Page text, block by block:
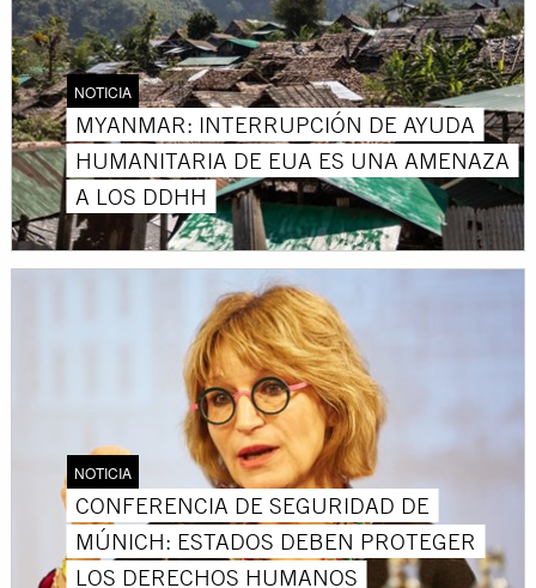
NOTICIA
MYANMAR: INTERRUPCIÓN DE AYUDA
HUMANITARIA DE EUA ES UNA AMENAZA
A LOS DDHH
NOTICIA
CONFERENCIA DE SEGURIDAD DE
MÚNICH: ESTADOS DEBEN PROTEGER
LOS DERECHOS HUMANOS